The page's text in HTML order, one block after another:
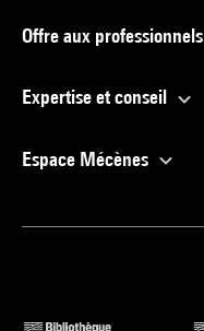
Offre aux professionnels
Expertise et conseil
Espace Mécènes